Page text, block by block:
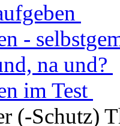
-
na und?
im Test
(-Schutz)